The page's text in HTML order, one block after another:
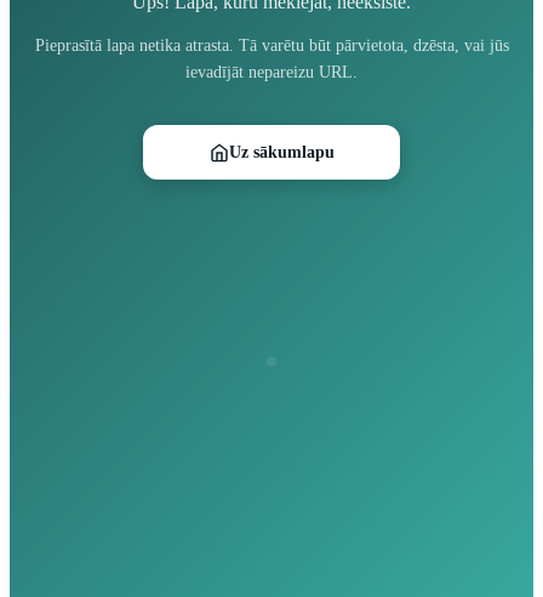
Pieprasītā lapa netika atrasta. Tā varētu būt pārvietota, dzēsta, vai jūs
ievadījāt nepareizu URL.
Uz sākumlapu